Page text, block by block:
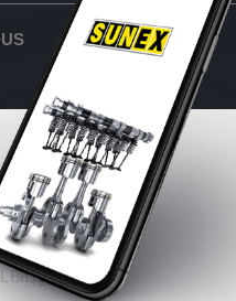
BİLİŞİM